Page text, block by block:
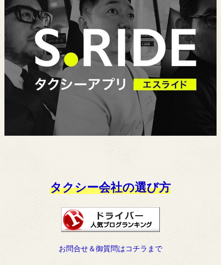
タクシー会社の選び方
お問合せ＆御質問はコチラまで